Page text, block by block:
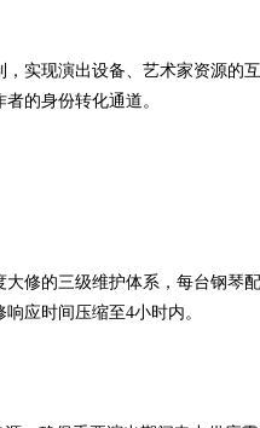
实现演出设备、艺术家资源
的身份转化通道。
修的三级维护体系，每台钢琴
应时间压缩至4小时内。